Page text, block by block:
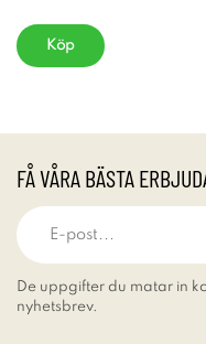
Köp
FÅ VÅRA BÄSTA
De uppgifter du matar in
nyhetsbrev.